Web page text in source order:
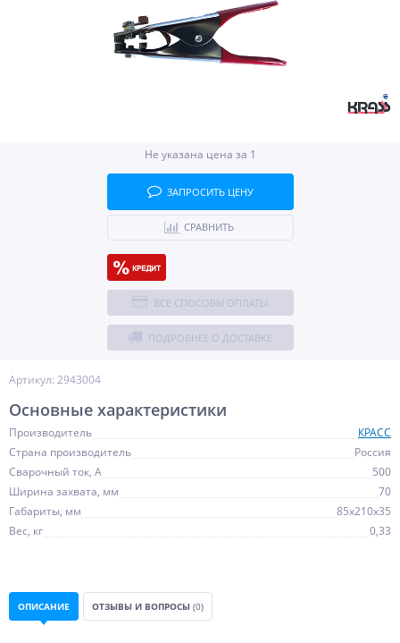
Артикул: 2943004
Не указана цена за 1
ЗАПРОСИТЬ ЦЕНУ
СРАВНИТЬ
ВСЕ СПОСОБЫ ОПЛАТЫ
ПОДРОБНЕЕ О ДОСТАВКЕ
Основные характеристики
Производитель
КРАСС
Страна производитель
Россия
Сварочный ток, А
500
Ширина захвата, мм
70
Габариты, мм
85х210х35
Вес, кг
0,33
ОПИСАНИЕ ОТЗЫВЫ И ВОПРОСЫ (0)